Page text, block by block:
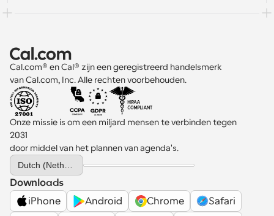
Cal.com® en Cal® zijn een geregistreerd handelsmerk
van Cal.com, Inc. Alle rechten voorbehouden.
Onze missie is om een miljard mensen te verbinden tegen
2031
door middel van het plannen van agenda's.
Select Language
Downloads
iPhone
Android Chrome
Safari